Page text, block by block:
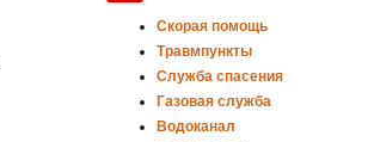
Скорая помощь
Травмпункты
Служба спасения
Газовая служба
Водоканал